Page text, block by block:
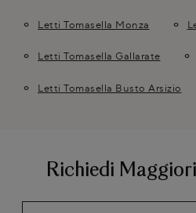
Letti Tomasella Monza
Letti Tomasella Gallarate
Letti Tomasella Busto Arsizio
Richiedi